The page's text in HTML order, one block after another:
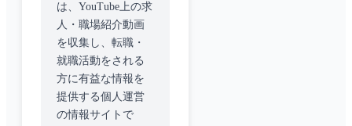
は、YouTube上の求
人・職場紹介動画
を収集し、転職・
就職活動をされる
方に有益な情報を
提供する個人運営
の情報サイトで